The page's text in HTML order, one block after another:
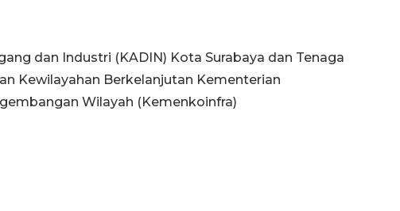
dan Industri (KADIN) Kota Surabaya dan Tenaga
Kewilayahan Berkelanjutan Kementerian
Wilayah (Kemenkoinfra)